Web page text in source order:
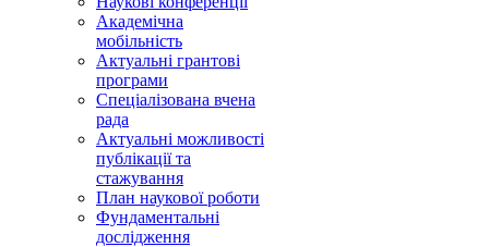
Академічна
мобільність
Актуальні грантові
програми
Спеціалізована вчена
рада
Актуальні можливості
публікації та
стажування
План наукової роботи
Фундаментальні
дослідження